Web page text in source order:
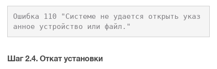
Ошибка 110 "Системе не удается открыть указ
Шаг 2.4.Откат установки